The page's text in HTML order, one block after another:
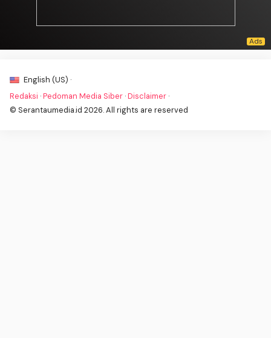
English (US) ·
Redaksi ·Pedoman Media Siber ·Disclaimer ·
© Serantaumedia.id 2026. All rights are reserved